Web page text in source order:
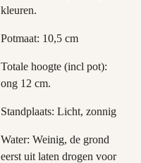
kleuren.
Potmaat: 10,5 cm
Totale hoogte (incl pot):
ong 12 cm.
Standplaats: Licht, zonnig
Water: Weinig, de grond
eerst uit laten drogen voor